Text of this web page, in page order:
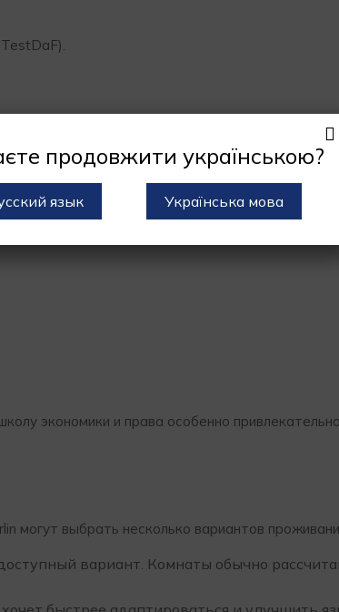
TestDaF).
экономики и права особенно
могут выбрать несколько вариантов
вариант. Комнаты обычно
продовжити українською?
язык Українська мова